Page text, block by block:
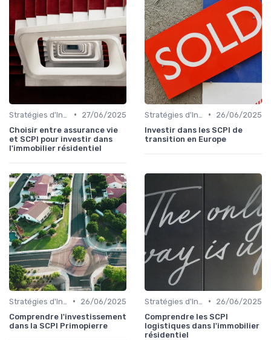
•
27/06/2025
Choisir entre assurance vie
et SCPI pour investir dans
l'immobilier résidentiel
•
26/06/2025
Investir dans les SCPI de
transition en Europe
•
26/06/2025
Comprendre l'investissement
dans la SCPI Primopierre
•
26/06/2025
Comprendre les SCPI
logistiques dans l'immobilier
résidentiel